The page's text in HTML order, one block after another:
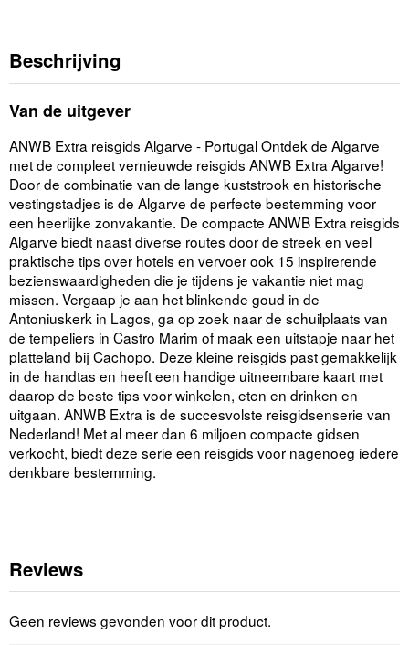
Beschrijving
Van de uitgever
ANWB Extra reisgids Algarve - Portugal Ontdek de Algarve
met de compleet vernieuwde reisgids ANWB Extra Algarve!
Door de combinatie van de lange kuststrook en historische
vestingstadjes is de Algarve de perfecte bestemming voor
een heerlijke zonvakantie. De compacte ANWB Extra reisgids
Algarve biedt naast diverse routes door de streek en veel
praktische tips over hotels en vervoer ook 15 inspirerende
bezienswaardigheden die je tijdens je vakantie niet mag
missen. Vergaap je aan het blinkende goud in de
Antoniuskerk in Lagos, ga op zoek naar de schuilplaats van
de tempeliers in Castro Marim of maak een uitstapje naar het
platteland bij Cachopo. Deze kleine reisgids past gemakkelijk
in de handtas en heeft een handige uitneembare kaart met
daarop de beste tips voor winkelen, eten en drinken en
uitgaan. ANWB Extra is de succesvolste reisgidsenserie van
Nederland! Met al meer dan 6 miljoen compacte gidsen
verkocht, biedt deze serie een reisgids voor nagenoeg iedere
denkbare bestemming.
Reviews
Geen reviews gevonden voor dit product.